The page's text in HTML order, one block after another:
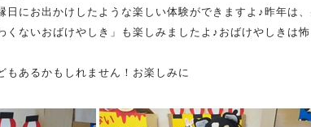
にお出かけしたような楽しい体験ができますよ♪昨年は
ないおばけやしき」も楽しみましたよ♪おばけやしきは
あるかもしれません！お楽しみに